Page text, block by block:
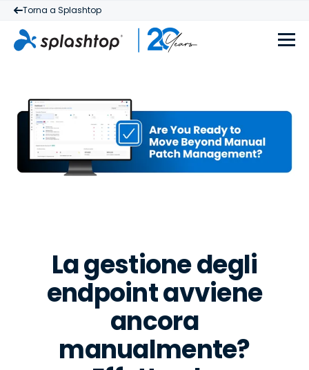
Torna a Splashtop
La gestione degli
endpoint avviene
ancora
manualmente?